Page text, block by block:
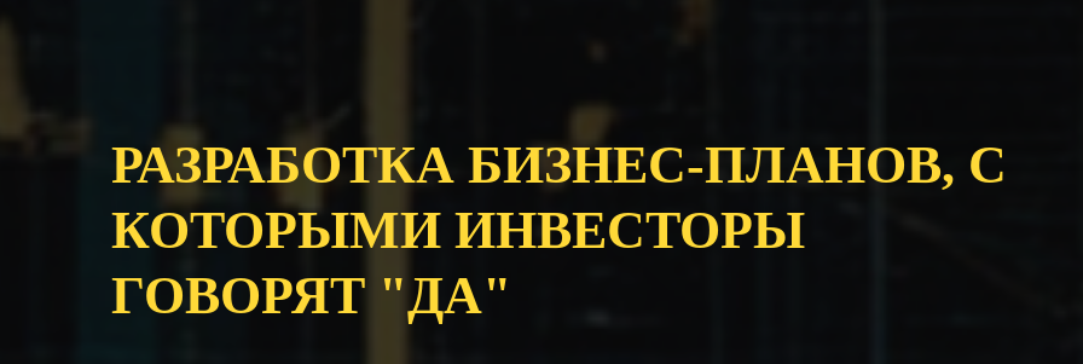
РАЗРАБОТКА БИЗНЕС-ПЛАНОВ, С
КОТОРЫМИ ИНВЕСТОРЫ
ГОВОРЯТ "ДА"